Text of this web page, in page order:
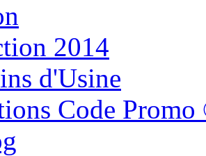
2014
d'Usine
Code